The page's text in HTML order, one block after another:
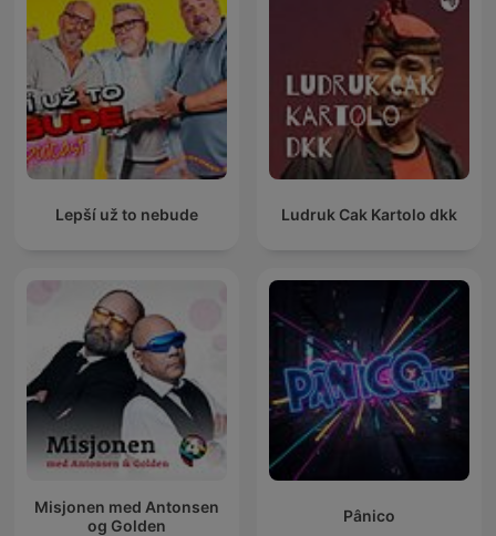
Lepší už to nebude Ludruk Cak Kartolo dkk
Misjonen med Antonsen
og Golden
Pânico